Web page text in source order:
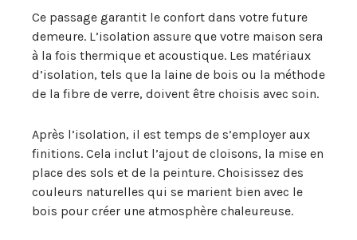
Ce passage garantit le confort dans votre future
demeure. L’isolation assure que votre maison sera
à la fois thermique et acoustique. Les matériaux
d’isolation, tels que la laine de bois ou la méthode
de la fibre de verre, doivent être choisis avec soin.
Après l’isolation, il est temps de s’employer aux
finitions. Cela inclut l’ajout de cloisons, la mise en
place des sols et de la peinture. Choisissez des
couleurs naturelles qui se marient bien avec le
bois pour créer une atmosphère chaleureuse.